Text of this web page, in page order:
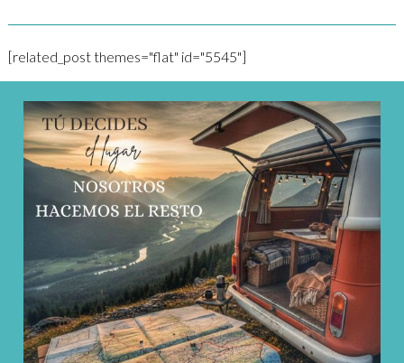
[related_post themes="flat" id="5545"]